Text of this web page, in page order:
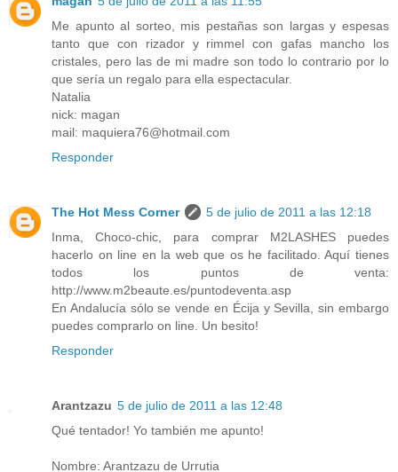
Me apunto al sorteo, mis pestañas son largas y espesas
tanto que con rizador y rimmel con gafas mancho los
cristales, pero las de mi madre son todo lo contrario por lo
que sería un regalo para ella espectacular.
Natalia
nick: magan
mail: maquiera76@hotmail.com
Responder
The Hot Mess Corner
5 de julio de 2011 a las 12:18
Inma, Choco-chic, para comprar M2LASHES puedes
hacerlo on line en la web que os he facilitado. Aquí tienes
todos los puntos de venta:
http://www.m2beaute.es/puntodeventa.asp
En Andalucía sólo se vende en Écija y Sevilla, sin embargo
puedes comprarlo on line. Un besito!
Responder
Arantzazu 5 de julio de 2011 a las 12:48
Qué tentador! Yo también me apunto!
Nombre: Arantzazu de Urrutia